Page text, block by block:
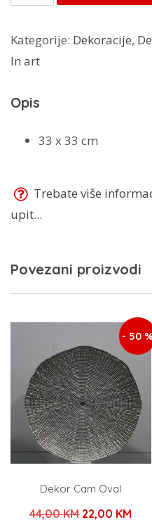
tacna
količina
Kategorije: Dekoracije,
In art
Opis
33 x 33 cm
Trebate više
upit...
Povezani proizvodi
- 50 %
Dekor Cam Oval
44,00KM Izvorna
22,00 KM